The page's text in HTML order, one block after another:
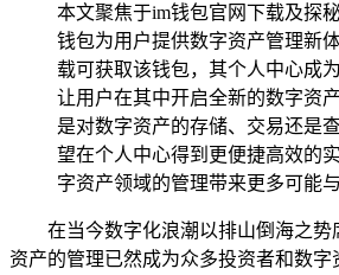
本文聚焦于im钱包官网下载及探
钱包为用户提供数字资产管理新
载可获取该钱包，其个人中心成
让用户在其中开启全新的数字资
是对数字资产的存储、交易还是
望在个人中心得到更便捷高效的
字资产领域的管理带来更多可能与
在当今数字化浪潮以排山倒海之势
资产的管理已然成为众多投资者和数